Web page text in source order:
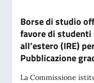
Borse di studio
favore di
all’estero (IRE)
Pubblicazione
La Commissione